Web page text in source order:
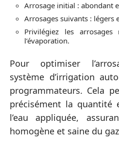
Arrosage initial : abondant
Arrosages suivants : légers
Privilégiez les
l’évaporation.
Pour optimiser
système d’irrigation
programmateurs. Cela
précisément la quantité
l’eau appliquée,
homogène et saine du